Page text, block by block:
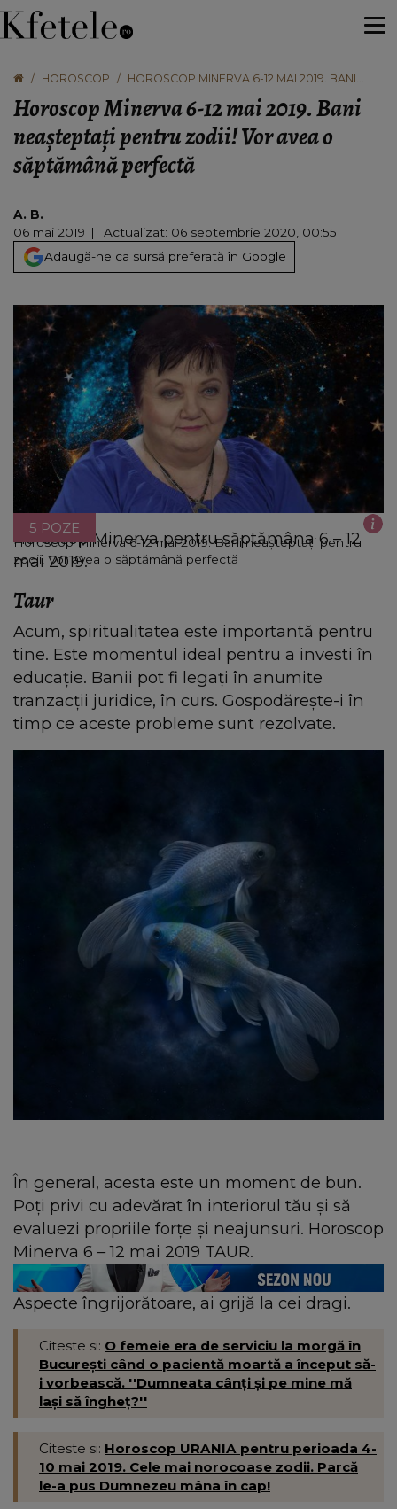
HOROSCOP
HOROSCOP MINERVA 6-12 MAI 2019. BANI
SĂPTĂMÂNĂ PERFECTĂ
Horoscop Minerva 6-12 mai 2019. Bani
neașteptați pentru zodii! Vor avea o
săptămână perfectă
A. B.
06 mai 2019
Actualizat: 06 septembrie 2020, 00:55
Adaugă-ne ca sursă preferată în Google
Horoscop Minerva 6-12 mai 2019. Bani neașteptați pentru
zodii! Vor avea o săptămână perfectă
5 POZE
Horoscop Minerva pentru săptămâna 6 – 12
mai 2019.
Taur
Acum, spiritualitatea este importantă pentru
tine. Este momentul ideal pentru a investi în
educație. Banii pot fi legați în anumite
tranzacții juridice, în curs. Gospodărește-i în
timp ce aceste probleme sunt rezolvate.
În general, acesta este un moment de bun.
Poți privi cu adevărat în interiorul tău și să
evaluezi propriile forțe și neajunsuri. Horoscop
Minerva 6 – 12 mai 2019 TAUR.
Aspecte îngrijorătoare, ai grijă la cei dragi.
Citeste si: O femeie era de serviciu la morgă în
București când o pacientă moartă a început să-
i vorbească. ''Dumneata cânți și pe mine mă
lași să îngheț?''
Citeste si: Horoscop URANIA pentru perioada 4-
10 mai 2019. Cele mai norocoase zodii. Parcă
le-a pus Dumnezeu mâna în cap!